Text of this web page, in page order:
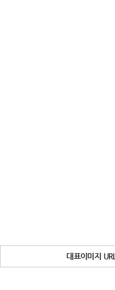
대표이미지 URL